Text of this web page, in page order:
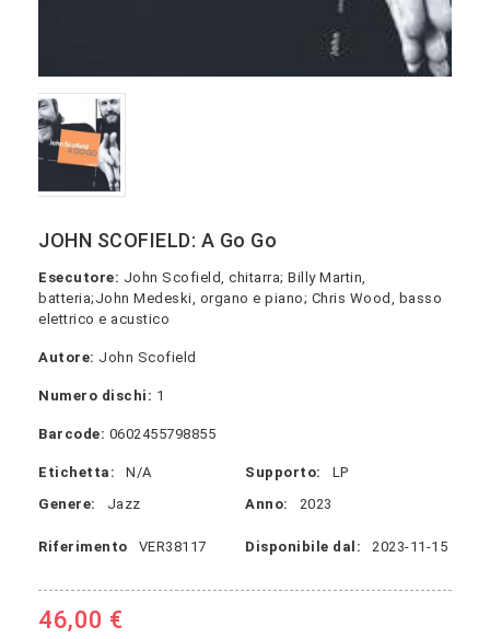
JOHN SCOFIELD: A Go Go
Esecutore: John Scofield, chitarra; Billy Martin,
batteria;John Medeski, organo e piano; Chris Wood, basso
elettrico e acustico
Autore: John Scofield
Numero dischi: 1
Barcode: 0602455798855
Etichetta: N/A Supporto:
LP
Genere:
Jazz Anno: 2023
Riferimento VER38117 Disponibile dal: 2023-11-15
46,00 €